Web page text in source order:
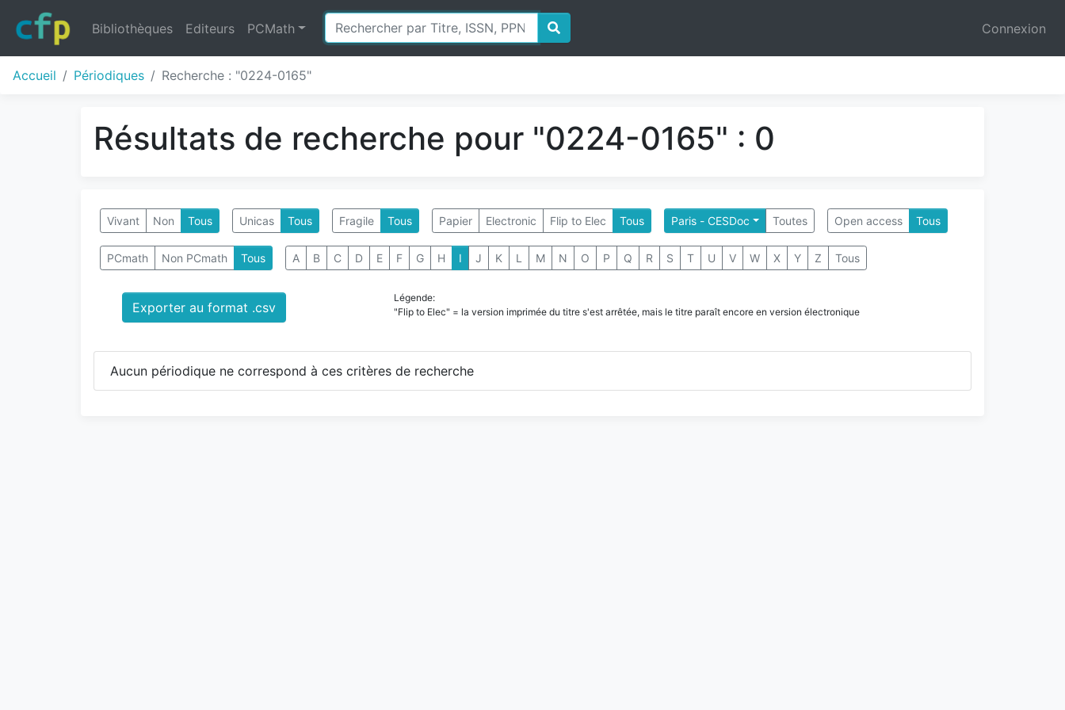
Bibliothèques Editeurs PCMath Connexion
Accueil Périodiques Recherche : "0224-0165"
Résultats de recherche pour "0224-0165" : 0
Vivant Non Tous Unicas Tous Fragile Tous Papier Electronic Flip to Elec Tous Paris - CESDoc Toutes Open access Tous
PCmath Non PCmath Tous A B C D E F G H I J K L M N O P Q R S T U V W X Y Z Tous
Exporter au format .csv
Légende:
"Flip to Elec" = la version imprimée du titre s'est arrêtée, mais le titre paraît encore en version électronique
Aucun périodique ne correspond à ces critères de recherche